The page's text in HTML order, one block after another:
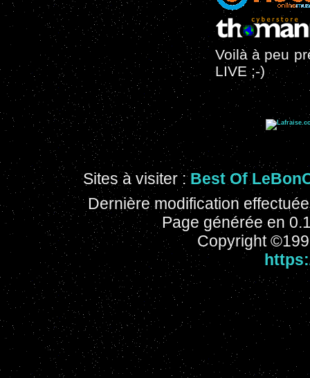
Voilà à peu
LIVE ;-)
Sites à visiter :Best Of
Dernière modification
Page générée en
Copyright